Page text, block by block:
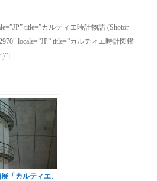
title=”カルティエ時計物語 (Shotor
locale=”JP” title=”カルティエ時計図鑑
)”]
「カルティエ、